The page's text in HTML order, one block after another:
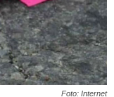
Foto: Internet